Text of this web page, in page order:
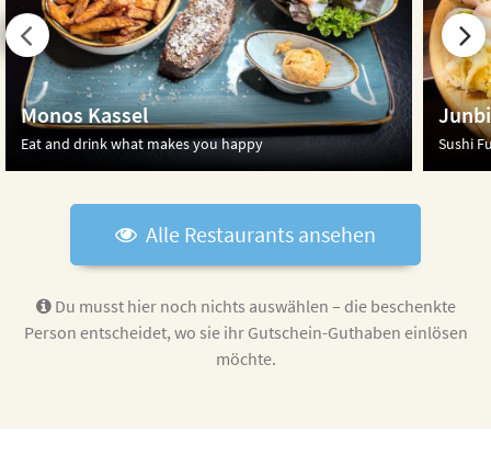
Monos Kassel
Eat and drink what makes you happy Sushi
Alle Restaurants ansehen
Du musst hier noch nichts auswählen – die beschenkte
Person entscheidet, wo sie ihr Gutschein-Guthaben einlösen
möchte.